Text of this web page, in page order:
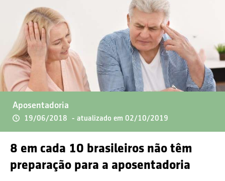
Aposentadoria
19/06/2018 - atualizado em 02/10/2019
8 em cada 10 brasileiros não têm
preparação para a aposentadoria